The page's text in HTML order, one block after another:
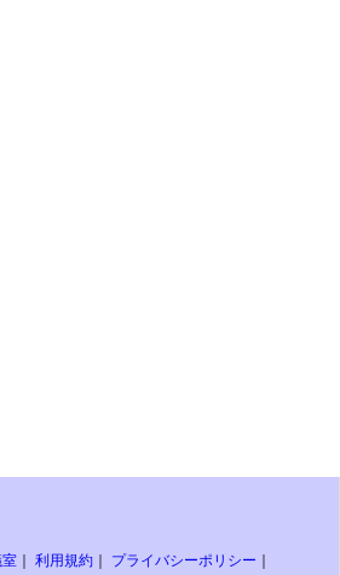
利用規約 プライバシーポリシー